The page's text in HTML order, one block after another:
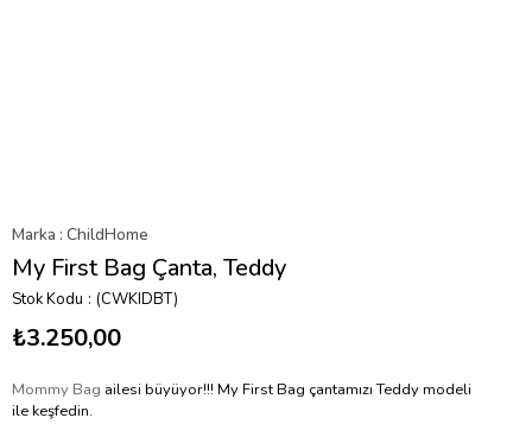
Marka : ChildHome
My First Bag Çanta, Teddy
Stok Kodu (CWKIDBT)
₺3.250,00
Mommy Bag ailesi büyüyor!!! My First Bag çantamızı Teddy modeli
ile keşfedin.